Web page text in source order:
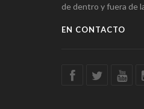
de dentro y fuera de
EN CONTACTO